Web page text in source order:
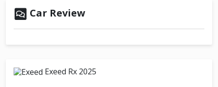
Car Review
Exeed Rx 2025